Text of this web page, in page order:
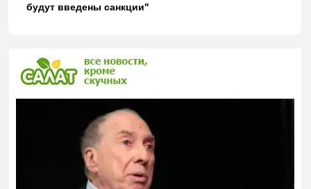
будут введены санкции"